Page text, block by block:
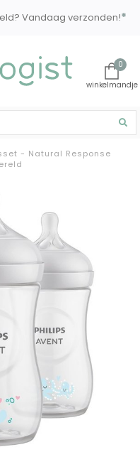
Vandaag verzonden!*
0
- Natural Response